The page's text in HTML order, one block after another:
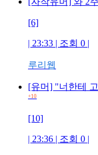
[6]
| 23:33 | 조회 0 |
루리웹
[유머] "너한테
+10
[10]
| 23:36 | 조회 0 |